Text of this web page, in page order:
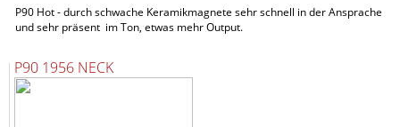
P90 Hot - durch schwache Keramikmagnete sehr schnell in der Ansprache
und sehr präsent im Ton, etwas mehr Output.
P90 1956 NECK